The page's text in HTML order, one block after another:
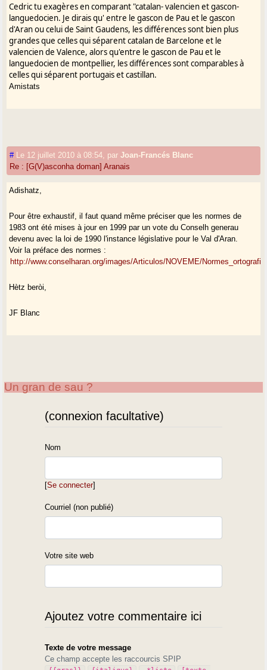
Envoyé le :Sam 10 juillet 2010, 12h 13min 07s
Objet :[G(V)asconha doman] Aranais
Adixat moundë,
« En Espagne, les normes orthographiques de l
Cedric tu exagères en comparant "catalan- valencien et gascon-
languedocien. Je dirais qu' entre le gascon de Pau et le gascon
d'Aran ou celui de Saint Gaudens, les différences sont bien plus
grandes que celles qui séparent catalan de Barcelone et le
valencien de Valence, alors qu'entre le gascon de Pau et le
languedocien de montpellier, les différences sont comparables à
celles qui séparent portugais et castillan.
Amistats
# Le 12 juillet 2010 à 08:54 parJoan-Francés Blanc
Re : [G(V)asconha doman] Aranais
Adishatz,
Pour être exhaustif, il faut quand même préciser que les normes de
1983 ont été mises à jour en 1999 par un vote du Conselh generau
devenu avec la loi de 1990 l'instance législative pour le Val d'Aran.
Voir la préface des normes :
http://www.conselharan.org/images/Articulos/NOVEME/
Hètz beròi,
JF Blanc
Un gran de sau ?
(connexion facultative)
Nom
[Se connecter]
Courriel (non publié)
Votre site web
Ajoutez votre commentaire ici
Texte de votre message
Ce champ accepte les raccourcis SPIP